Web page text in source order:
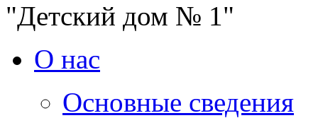
"Детский дом № 1"
О нас
Основные сведения